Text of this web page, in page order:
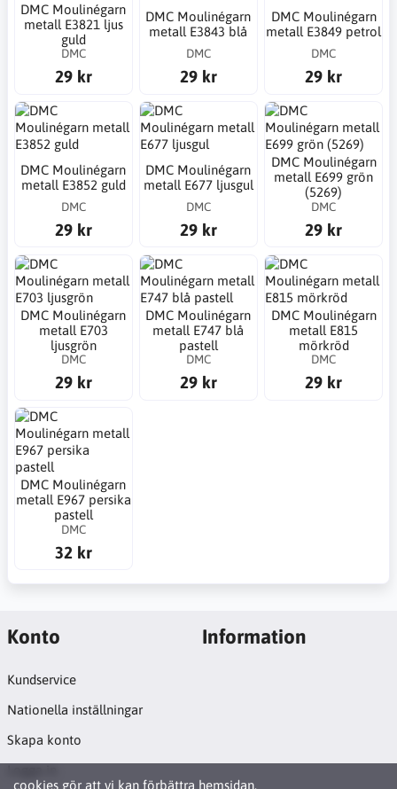
DMC Moulinégarn
metall E3821 ljus
guld
DMC
29 kr
DMC Moulinégarn
metall E3843 blå
DMC
29 kr
DMC Moulinégarn
metall E3849 petrol
DMC
29 kr
DMC Moulinégarn
metall E3852 guld
DMC
29 kr
DMC Moulinégarn
metall E677 ljusgul
DMC
29 kr
DMC Moulinégarn
metall E699 grön
(5269)
DMC
29 kr
DMC Moulinégarn
metall E703
ljusgrön
DMC
29 kr
DMC Moulinégarn
metall E747 blå
pastell
DMC
29 kr
DMC Moulinégarn
metall E815
mörkröd
DMC
29 kr
DMC Moulinégarn
metall E967 persika
pastell
DMC
32 kr
cookies gör att vi kan förbättra hemsidan.
Konto
Kundservice
Nationella inställningar
Skapa konto
Information